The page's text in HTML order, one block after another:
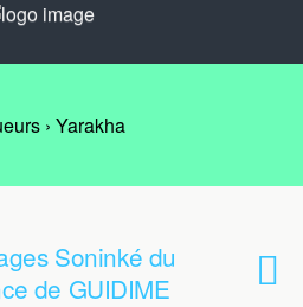
› Yarakha
Soninké du
de GUIDIME